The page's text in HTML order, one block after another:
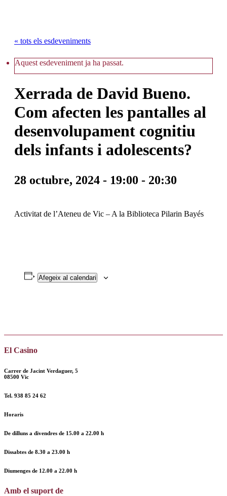
« tots els esdeveniments
Aquest esdeveniment ja ha passat.
Xerrada de David Bueno.
Com afecten les pantalles al
desenvolupament cognitiu
dels infants i adolescents?
28 octubre, 2024 - 19:00 - 20:30
Activitat de l’Ateneu de Vic – A la Biblioteca Pilarin Bayés
Afegeix al calendari
El Casino
Carrer de Jacint Verdaguer, 5
08500 Vic
Tel. 938 85 24 62
Horaris
De dilluns a divendres de 15.00 a 22.00 h
Dissabtes de 8.30 a 23.00 h
Diumenges de 12.00 a 22.00 h
Amb el suport de